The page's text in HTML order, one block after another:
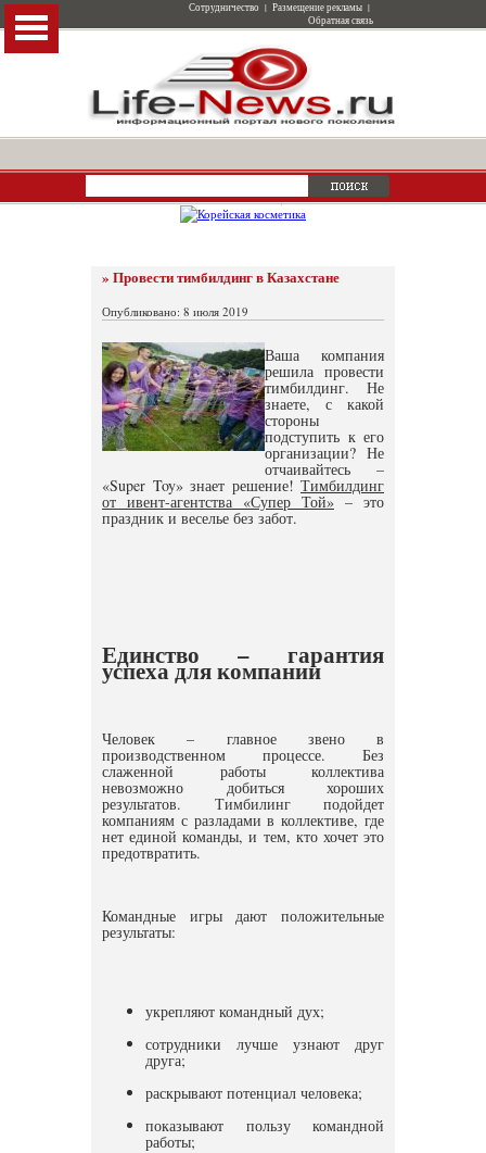
Сотрудничество | Размещение рекламы |
Обратная связь
» Провести тимбилдинг в Казахстане
Опубликовано: 8 июля 2019
Ваша компания
решила провести
тимбилдинг. Не
знаете, с какой
стороны
подступить к его
организации? Не
отчаивайтесь –
«Super Toy» знает решение! Тимбилдинг
от ивент-агентства «Супер Той» – это
праздник и веселье без забот.
Единство – гарантия
успеха для компании
Человек – главное звено в
производственном процессе. Без
слаженной работы коллектива
невозможно добиться хороших
результатов. Тимбилинг подойдет
компаниям с разладами в коллективе, где
нет единой команды, и тем, кто хочет это
предотвратить.
Командные игры дают положительные
результаты:
укрепляют командный дух;
сотрудники лучше узнают друг
друга;
раскрывают потенциал человека;
показывают пользу командной
работы;